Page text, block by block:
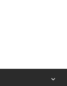
善を尽くし